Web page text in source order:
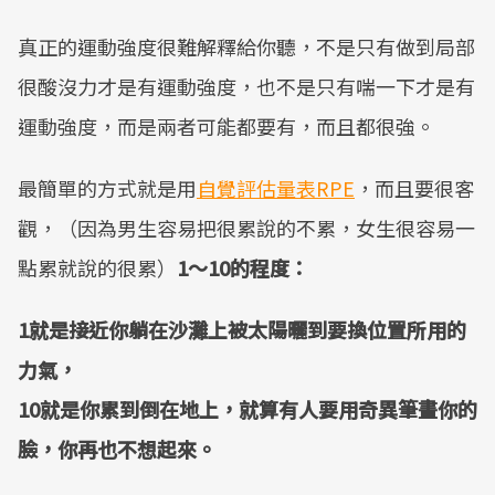
真正的運動強度很難解釋給你聽，不是只有做到局部
很酸沒力才是有運動強度，也不是只有喘一下才是有
運動強度，而是兩者可能都要有，而且都很強。
最簡單的方式就是用自覺評估量表RPE ，而且要很客
觀，（因為男生容易把很累說的不累，女生很容易一
點累就說的很累） 1～10的程度：
1就是接近你躺在沙灘上被太陽曬到要換位置所用的
力氣，
10就是你累到倒在地上，就算有人要用奇異筆畫你的
臉，你再也不想起來。